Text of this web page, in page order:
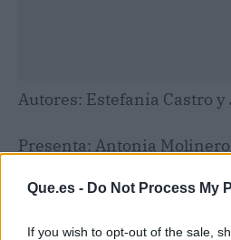
Que.es - Do Not Process My
If you wish to opt-out of the sale,
Autores: Estefanía Castro y
Presenta: Antonia